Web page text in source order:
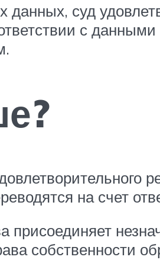
данных, суд
с
на счет
присоединяет
собственности